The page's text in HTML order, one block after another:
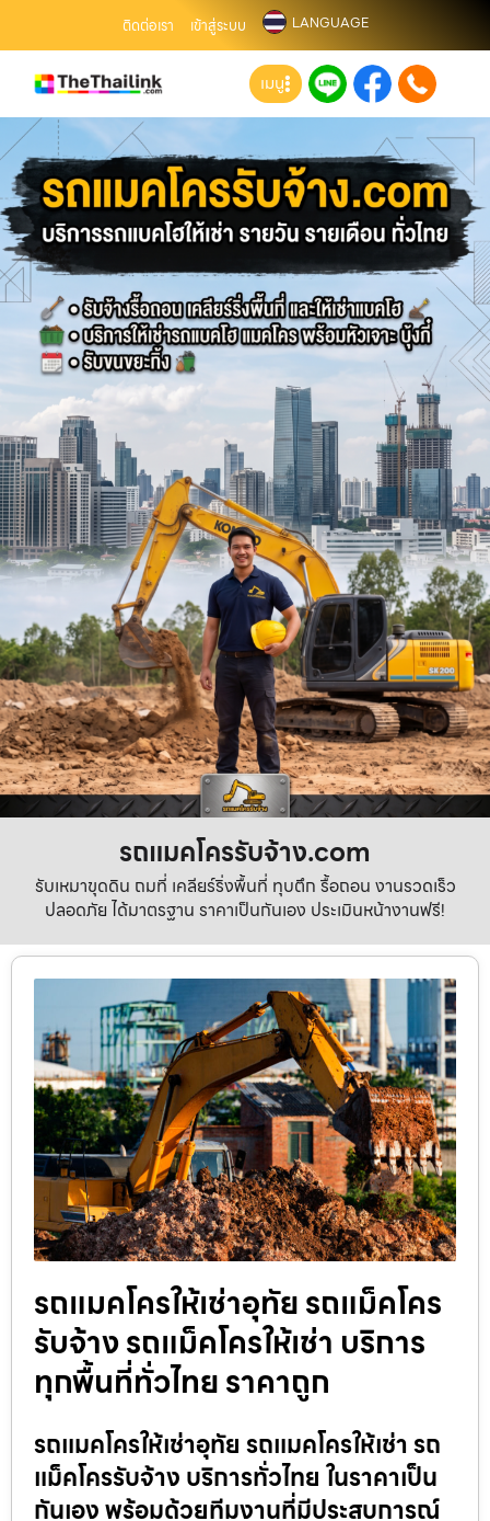
ติดต่อเรา เข้าสู่ระบบ LANGUAGE
เมนู
รถแมคโครรับจ้าง.com
รับเหมาขุดดิน ถมที่ เคลียร์ริ่งพื้นที่ ทุบตึก รื้อถอน งานรวดเร็ว
ปลอดภัย ได้มาตรฐาน ราคาเป็นกันเอง ประเมินหน้างานฟรี!
รถแมคโครให้เช่าอุทัย รถแม็คโคร
รับจ้าง รถแม็คโครให้เช่า บริการ
ทุกพื้นที่ทั่วไทย ราคาถูก
รถแมคโครให้เช่าอุทัย รถแมคโครให้เช่า รถ
แม็คโครรับจ้าง บริการทั่วไทย ในราคาเป็น
กันเอง พร้อมด้วยทีมงานที่มีประสบการณ์